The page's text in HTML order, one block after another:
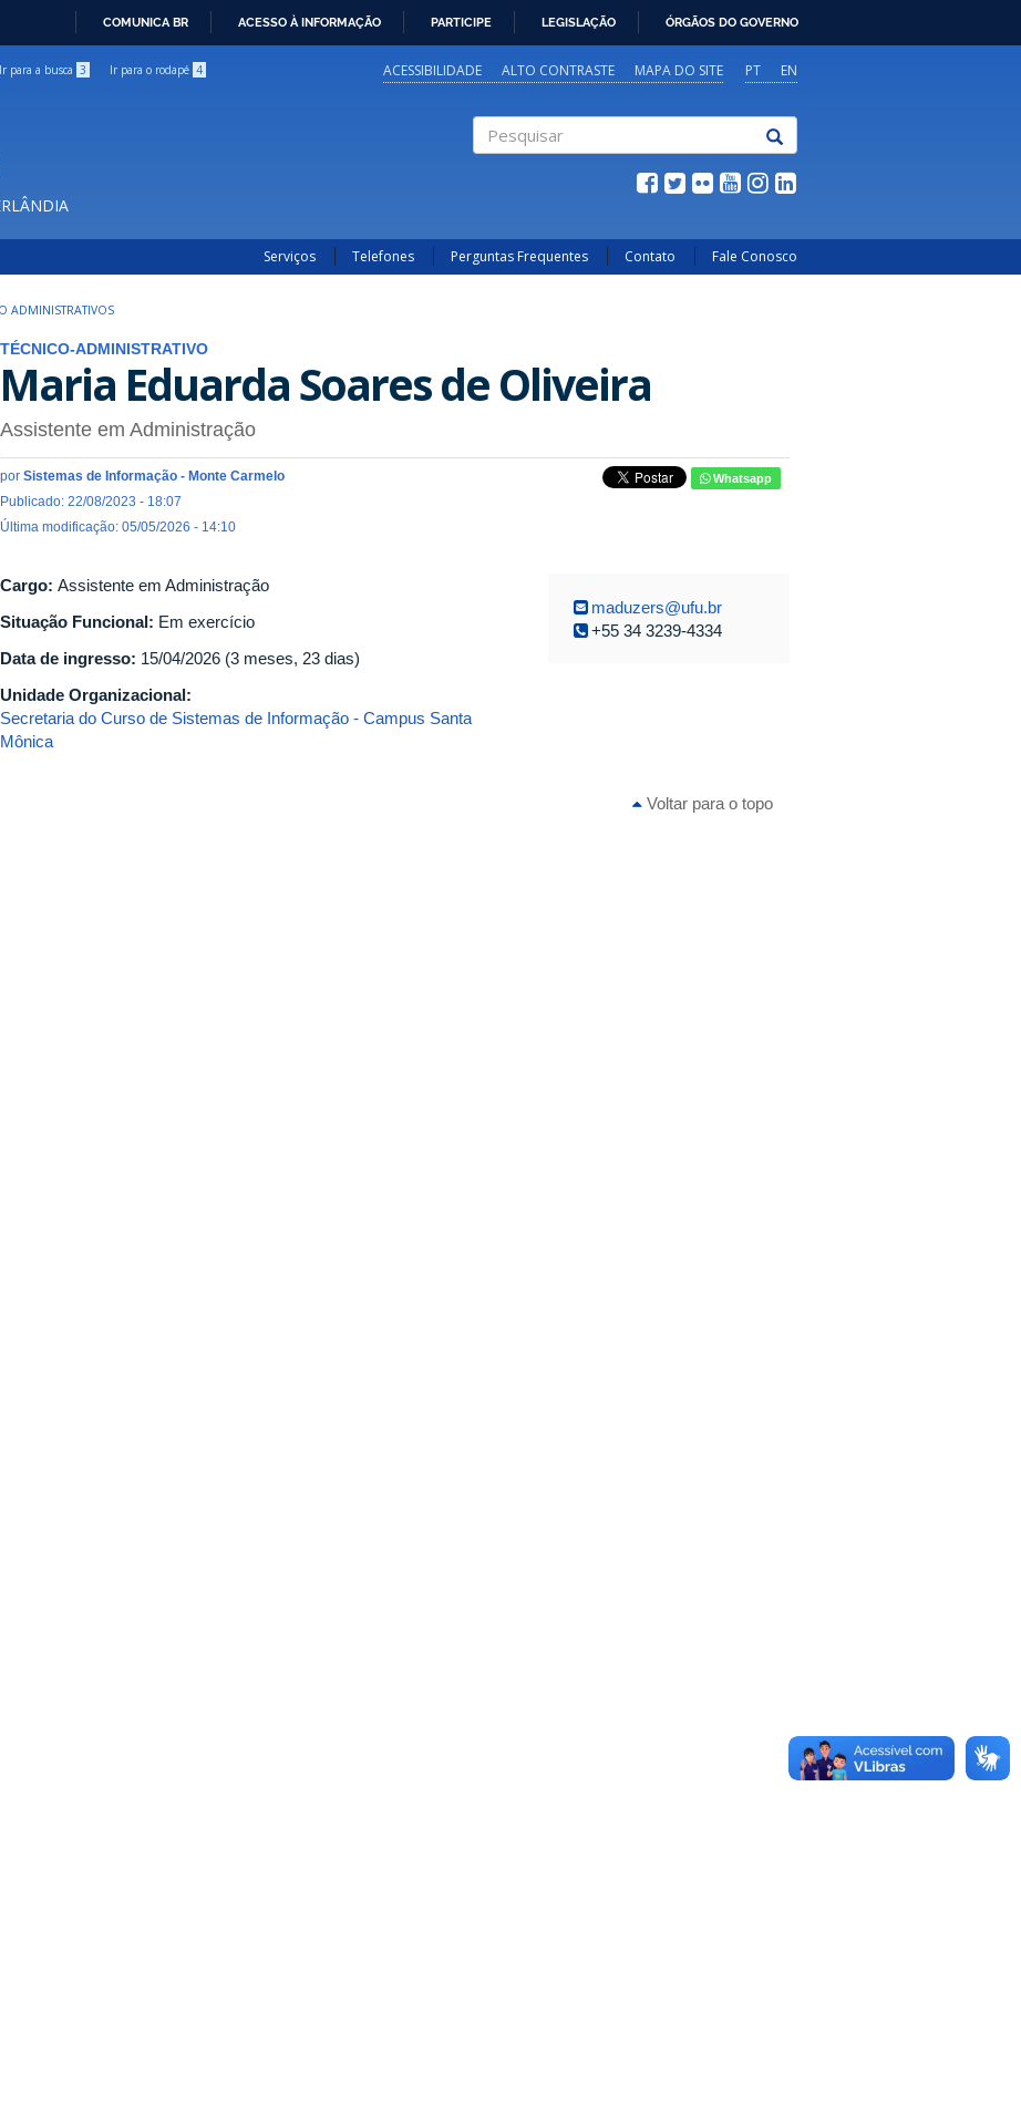
COMUNICA BR ACESSO À INFORMAÇÃO PARTICIPE LEGISLAÇÃO ÓRGÃOS DO GOVERNO
Ir para a busca 3 Ir para o rodapé 4 PT EN
ACESSIBILIDADE ALTO CONTRASTE MAPA DO SITE
Serviços Telefones Perguntas Frequentes Contato Fale Conosco
ADMINISTRATIVOS
TÉCNICO-ADMINISTRATIVO
Maria Eduarda Soares de Oliveira
Assistente em Administração
por Sistemas de Informação - Monte Carmelo
Publicado: 22/08/2023 - 18:07
Última modificação: 05/05/2026 - 14:10
Whatsapp
Cargo: Assistente em Administração
Situação Funcional: Em exercício
Data de ingresso: 15/04/2026 (3 meses, 23 dias)
Unidade Organizacional:
Secretaria do Curso de Sistemas de Informação - Campus Santa
Mônica
maduzers@ufu.br
+55 34 3239-4334
Voltar para o topo